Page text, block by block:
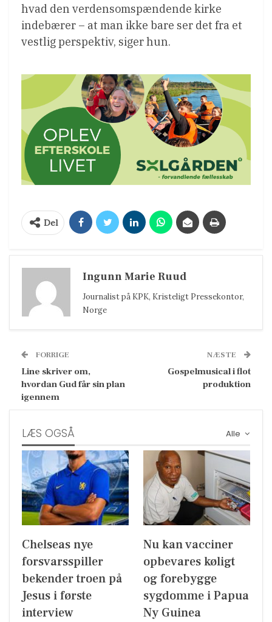
hvad den verdensomspændende kirke
indebærer – at man ikke bare ser det fra et
vestlig perspektiv, siger hun.
Del
Ingunn Marie Ruud
Journalist på KPK, Kristeligt Pressekontor,
Norge
FORRIGE
Line skriver om,
hvordan Gud får sin plan
igennem
NÆSTE
Gospelmusical i flot
produktion
Alle
LÆS OGSÅ
Chelseas nye
forsvarsspiller
bekender troen på
Jesus i første
interview
Nu kan vacciner
opbevares køligt
og forebygge
sygdomme i Papua
Ny Guinea